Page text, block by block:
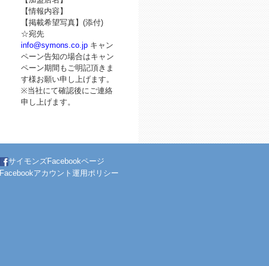
【情報内容】
【掲載希望写真】(添付)
☆宛先
info@symons.co.jpキャン
ペーン告知の場合はキャン
ペーン期間もご明記頂きま
す様お願い申し上げます。
※当社にて確認後にご連絡
申し上げます。
サイモンズFacebookページ
Facebookアカウント運用ポリシー